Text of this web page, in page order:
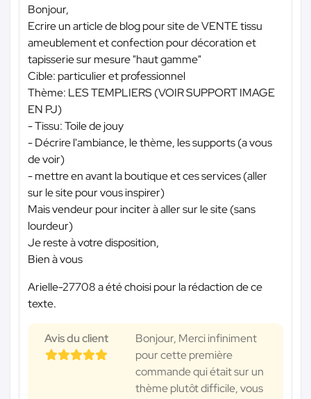
Bonjour,
Ecrire un article de blog pour site de VENTE tissu
ameublement et confection pour décoration et
tapisserie sur mesure "haut gamme"
Cible: particulier et professionnel
Thème: LES TEMPLIERS (VOIR SUPPORT IMAGE
EN PJ)
- Tissu: Toile de jouy
- Décrire l'ambiance, le thème, les supports (a vous
de voir)
- mettre en avant la boutique et ces services (aller
sur le site pour vous inspirer)
Mais vendeur pour inciter à aller sur le site (sans
lourdeur)
Je reste à votre disposition,
Bien à vous
Arielle-27708 a été choisi pour la rédaction de ce
texte.
Avis du client
Bonjour, Merci infiniment
pour cette première
commande qui était sur un
thème plutôt difficile, vous